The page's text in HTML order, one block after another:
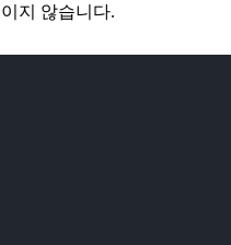
지 않습니다.